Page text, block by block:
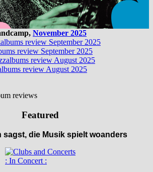
November 2025
review September 2025
review August 2025
reviews
Featured
sagst, die Musik spielt woanders
: In Concert :